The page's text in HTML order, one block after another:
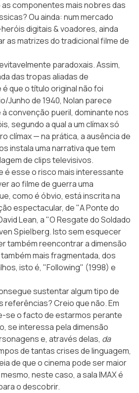
componentes mais nobres das
Ou ainda: num mercado
digitais & voadores, ainda
as matrizes do tradicional filme de
paradoxais. Assim,
das tropas aliadas de
que o título original não foi
Junho de 1940, Nolan parece
convenção pueril, dominante nos
segundo a qual a um clímax só
clímax — na prática, a ausência de
instala uma narrativa que tem
de clips televisivos.
é esse o risco mais interessante
ao filme de guerra uma
como é óbvio, está inscrita na
espectacular, de "A Ponte do
Lean, a "O Resgate do Soldado
Spielberg. Isto sem esquecer
também reencontrar a dimensão
mais fragmentada, dos
isto é, "Following" (1998) e
sustentar algum tipo de
referências? Creio que não. Em
se o facto de estarmos perante
se interessa pela dimensão
e, através delas, da
de tantas crises de linguagem,
de que o cinema pode ser maior
neste caso, a sala IMAX é
o descobrir.